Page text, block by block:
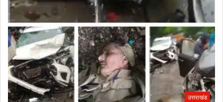
उत्तराखंड